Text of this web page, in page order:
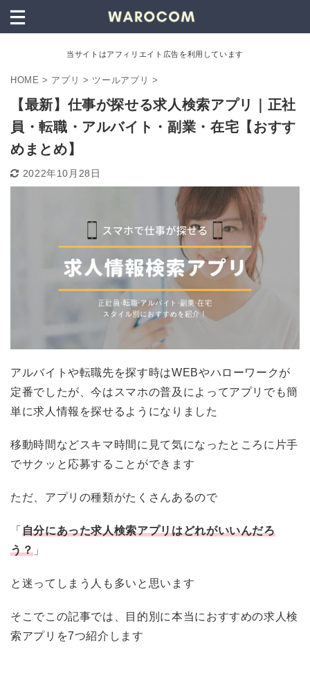
当サイトはアフィリエイト広告を利用しています
HOME > アプリ > ツールアプリ >
【最新】仕事が探せる求人検索アプリ｜正社
員・転職・アルバイト・副業・在宅【おすす
めまとめ】
2022年10月28日
アルバイトや転職先を探す時はWEBやハローワークが
定番でしたが、今はスマホの普及によってアプリでも簡
単に求人情報を探せるようになりました
移動時間などスキマ時間に見て気になったところに片手
でサクッと応募することができます
ただ、アプリの種類がたくさんあるので
「 自分にあった求人検索アプリはどれがいいんだろ
う？ 」
と迷ってしまう人も多いと思います
そこでこの記事では、目的別に本当におすすめの求人検
索アプリを7つ紹介します